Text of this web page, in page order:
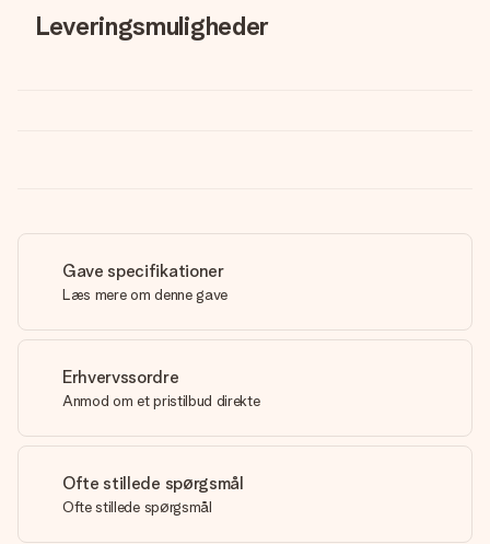
Leveringsmuligheder
Gave specifikationer
Læs mere om denne gave
Erhvervssordre
Anmod om et pristilbud direkte
Ofte stillede spørgsmål
Ofte stillede spørgsmål